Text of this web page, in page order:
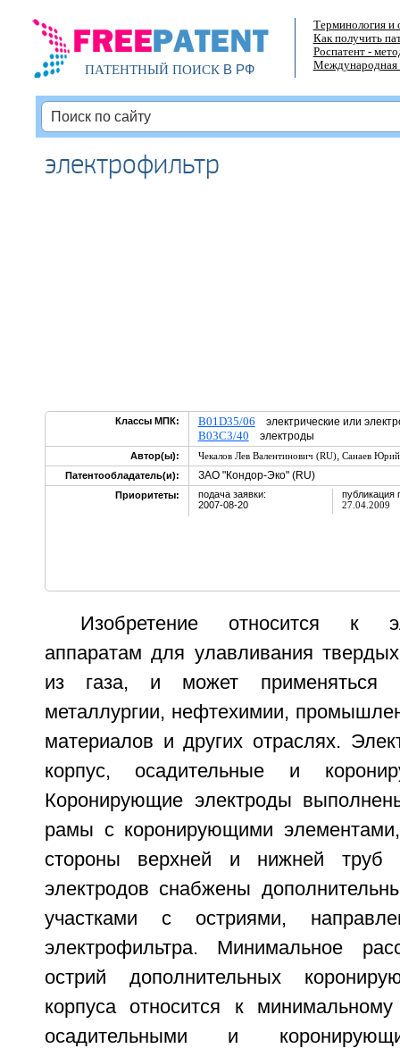
ПАТЕНТНЫЙ ПОИСКВ РФ
Терминология и
Как получить
Роспатент -
Международная
электрофильтр
Классы МПК: B01D35/06 электрические или
B03C3/40 электроды
Автор(ы): Чекалов Лев Валентинович (RU), Санаев
Патентообладатель(и):
ЗАО "Кондор-Эко" (RU)
Приоритеты:
подача заявки:
2007-08-20
публикация
27.04.2009
Изобретение относится к
аппаратам для улавливания
из газа, и может применяться в
металлургии, нефтехимии,
материалов и других отраслях.
корпус, осадительные и
Коронирующие электроды
рамы с коронирующими
стороны верхней и нижней труб
электродов снабжены
участками с остриями,
электрофильтра. Минимальное
острий дополнительных
корпуса относится к
осадительными и